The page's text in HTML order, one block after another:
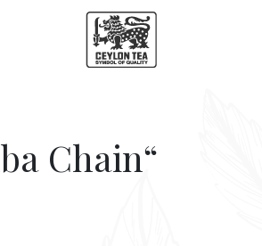
“Druzhba Chain (سلسلة دروزهبا) “